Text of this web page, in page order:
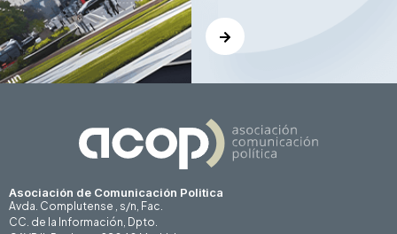
Asociación de Comunicación Politica
Avda. Complutense , s/n, Fac.
CC. de la Información, Dpto.